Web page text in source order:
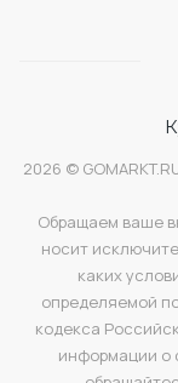
2026 ©
Обращаем ваше
носит
каких
определяемой
кодекса
информации о